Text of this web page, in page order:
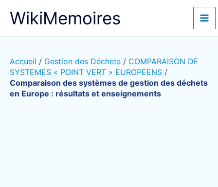
WikiMemoires
Accueil / Gestion des Déchets / COMPARAISON DE
SYSTEMES « POINT VERT » EUROPEENS /
Comparaison des systèmes de gestion des déchets
en Europe : résultats et enseignements